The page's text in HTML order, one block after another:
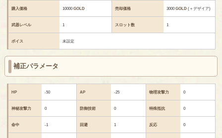
購入価格 10000GOLD 売却価格 3000GOLD (＋デザイア)
武器レベル 1 スロット数 1
ボイス 未設定
補正パラメータ
HP -50 AP -25 物理攻撃力 0
神秘攻撃力 0 防御技術 0 特殊抵抗 0
命中 -1 回避 1 反応 0